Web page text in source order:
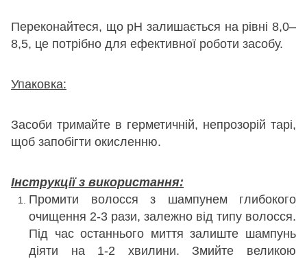
Переконайтеся, що pH залишається на рівні 8,0–
8,5, це потрібно для ефективної роботи засобу.
Упаковка:
Засоби тримайте в герметичній, непрозорій тарі,
щоб запобігти окисленню.
Інструкції з використання:
Промити волосся з шампунем глибокого
очищення 2-3 рази, залежно від типу волосся.
Під час останнього миття залиште шампунь
діяти на 1-2 хвилини. Змийте великою